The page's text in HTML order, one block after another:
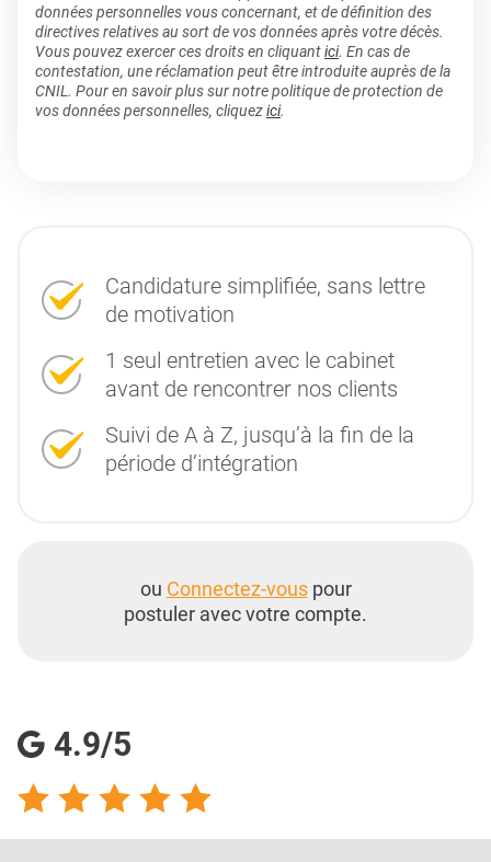
données personnelles vous concernant, et de définition des
directives relatives au sort de vos données après votre décès.
Vous pouvez exercer ces droits en cliquantici. En cas de
contestation, une réclamation peut être introduite auprès de la
CNIL. Pour en savoir plus sur notre politique de protection de
vos données personnelles, cliquezici.
Candidature simplifiée, sans lettre
de motivation
1 seul entretien avec le cabinet
avant de rencontrer nos clients
Suivi de A à Z, jusqu’à la fin de la
période d’intégration
ou Connectez-vouspour
postuler avec votre compte.
4.9/5